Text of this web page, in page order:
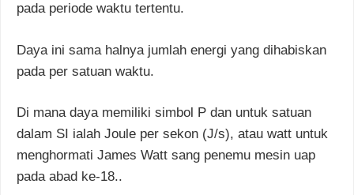
pada periode waktu tertentu.
Daya ini sama halnya jumlah energi yang dihabiskan
pada per satuan waktu.
Di mana daya memiliki simbol P dan untuk satuan
dalam SI ialah Joule per sekon (J/s), atau watt untuk
menghormati James Watt sang penemu mesin uap
pada abad ke-18..